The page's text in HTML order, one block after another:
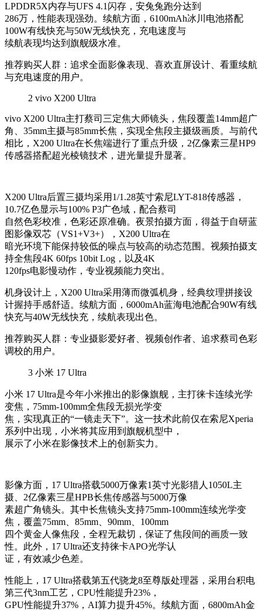
LPDDR5X内存与UFS 4.1闪存，安兔兔跑分达到
286万，性能表现强劲。续航方面，6100mAh冰川电池搭配
100W有线快充与50W无线快充，充电速度与
续航表现均达到旗舰级水准。
推荐购买人群：追求全面影像表现、喜欢直屏设计、看重续航
与充电速度的用户。
2 vivo X200 Ultra
vivo X200 Ultra主打蔡司三定焦大师镜头，焦段覆盖14mm超广
角、35mm主摄与85mm长焦，实现全焦段主摄级画质。与前代
相比，X200 Ultra在长焦端进行了重点升级，2亿像素三星HP9
传感器搭配超光棱镜技术，进光量提升显著。
X200 Ultra后置三摄均采用1/1.28英寸索尼LYT-818传感器，
10.7亿色显示与100% P3广色域，配合蔡司
自然色彩校准，色彩还原准确。夜景拍摄方面，得益于自研蓝
图影像双芯（VS1+V3+），X200 Ultra在
暗光环境下能保持较低的噪点与较高的动态范围。视频拍摄支
持全焦段4K 60fps 10bit Log，以及4K
120fps电影慢动作，专业视频能力突出。
机身设计上，X200 Ultra采用薄而微弧机身，经典纹理拼接设
计握持手感舒适。续航方面，6000mAh蓝海电池配合90W有线
快充与40W无线快充，续航表现出色。
推荐购买人群：专业摄影爱好者、视频创作者、追求蔡司色彩
调校的用户。
3 小米 17 Ultra
小米 17 Ultra是今年小米推出的影像旗舰，主打徕卡连续光学
变焦，75mm-100mm全焦段无损光学变
焦，实现真正的“一镜走天下”。这一技术此前仅在索尼Xperia
系列中出现，小米将其应用到旗舰机型中，
展示了小米在影像技术上的创新实力。
影像方面，17 Ultra搭载5000万像素1英寸光影猎人1050L主
摄、2亿像素三星HPB长焦传感器与5000万像
素超广角镜头。其中长焦镜头支持75mm-100mm连续光学变
焦，覆盖75mm、85mm、90mm、100mm
四个黄金人像焦段，全程无裁切，保证了焦段间的画质一致
性。此外，17 Ultra还支持徕卡APO光学认
证，有效减少色差。
性能上，17 Ultra搭载第五代骁龙8至尊版处理器，采用台积电
第三代3nm工艺，CPU性能提升23%，
GPU性能提升37%，AI算力提升45%。续航方面，6800mAh金